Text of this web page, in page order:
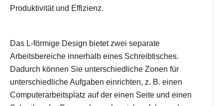
Produktivität und Effizienz.
Das L-förmige Design bietet zwei separate
Arbeitsbereiche innerhalb eines Schreibtisches.
Dadurch können Sie unterschiedliche Zonen für
unterschiedliche Aufgaben einrichten, z. B. einen
Computerarbeitsplatz auf der einen Seite und einen